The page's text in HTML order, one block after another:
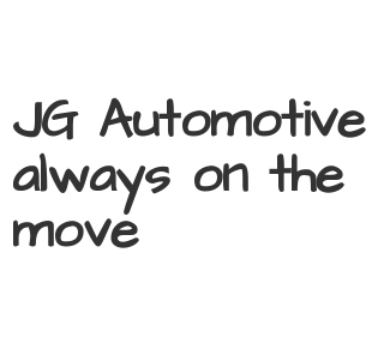
JG Automotive
always on the
move